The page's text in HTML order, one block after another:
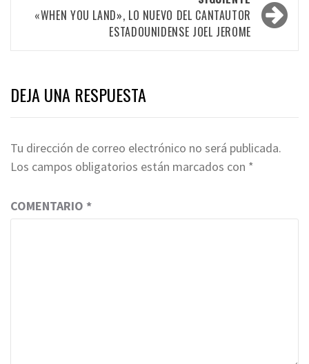
entradas
«WHEN YOU LAND», LO NUEVO DEL CANTAUTOR
ESTADOUNIDENSE JOEL JEROME
DEJA UNA RESPUESTA
Tu dirección de correo electrónico no será publicada.
Los campos obligatorios están marcados con *
COMENTARIO *